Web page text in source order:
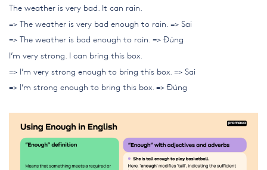
The weather is very bad. It can rain.
=> The weather is very bad enough to rain. => Sai
=> The weather is bad enough to rain. => Đúng
I’m very strong. I can bring this box.
=> I’m very strong enough to bring this box. => Sai
=> I’m strong enough to bring this box. => Đúng